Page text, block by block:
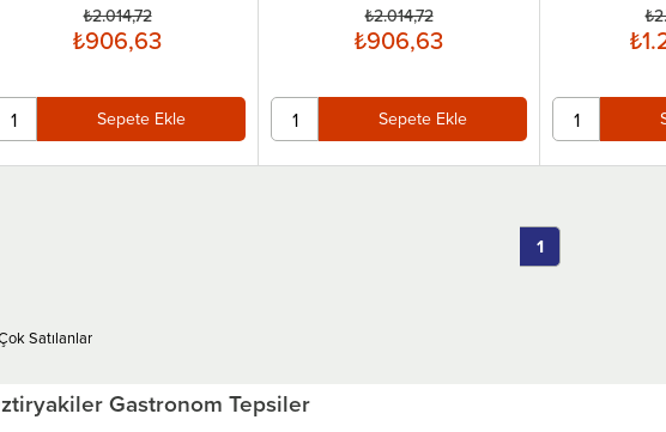
₺906,63
₺2.014,72
Sepete Ekle
₺906,63
₺2.014,72
Sepete Ekle
1
Satılanlar
Gastronom Tepsiler